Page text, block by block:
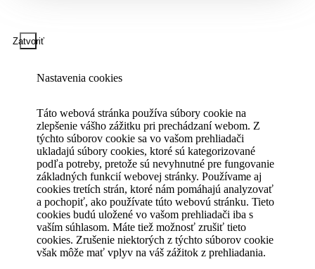
Zatvoriť
Nastavenia cookies
Táto webová stránka používa súbory cookie na
zlepšenie vášho zážitku pri prechádzaní webom. Z
týchto súborov cookie sa vo vašom prehliadači
ukladajú súbory cookies, ktoré sú kategorizované
podľa potreby, pretože sú nevyhnutné pre fungovanie
základných funkcií webovej stránky. Používame aj
cookies tretích strán, ktoré nám pomáhajú analyzovať
a pochopiť, ako používate túto webovú stránku. Tieto
cookies budú uložené vo vašom prehliadači iba s
vaším súhlasom. Máte tiež možnosť zrušiť tieto
cookies. Zrušenie niektorých z týchto súborov cookie
však môže mať vplyv na váš zážitok z prehliadania.